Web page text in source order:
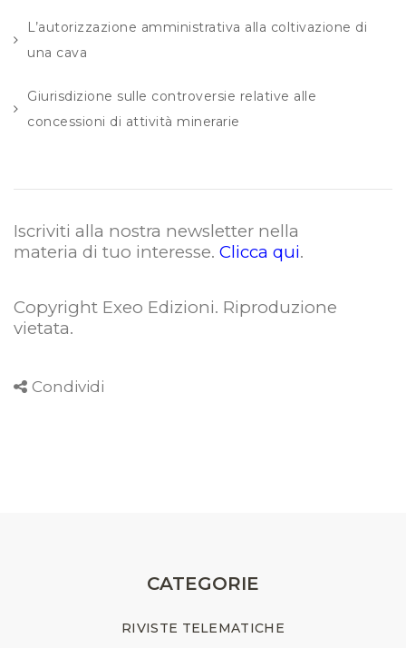
L’autorizzazione amministrativa alla coltivazione di
una cava
Giurisdizione sulle controversie relative alle
concessioni di attività minerarie
Iscriviti alla nostra newsletter nella
materia di tuo interesse. Clicca qui.
Copyright Exeo Edizioni. Riproduzione
vietata.
Condividi
CATEGORIE
RIVISTE TELEMATICHE